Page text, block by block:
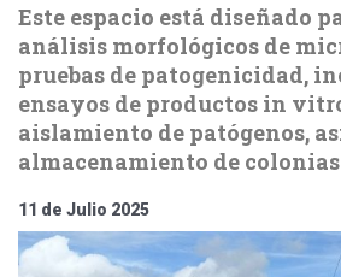
Este espacio está diseñado
análisis morfológicos de
pruebas de patogenicidad,
ensayos de productos in
aislamiento de patógenos,
almacenamiento de
11 de Julio 2025